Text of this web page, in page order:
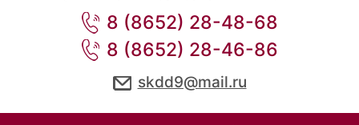
8 (8652) 28-48-68
8 (8652) 28-46-86
skdd9@mail.ru